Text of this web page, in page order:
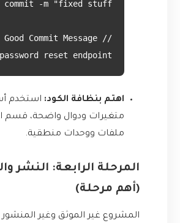
reset endpoint"
اهتم بنظافة الكود: استخدم
متغيرات ودوال واضحة، قسم
ملفات ووحدات منطقية.
المرحلة الرابعة: النشر
(أهم مرحلة)
المشروع غير الموثق وغير